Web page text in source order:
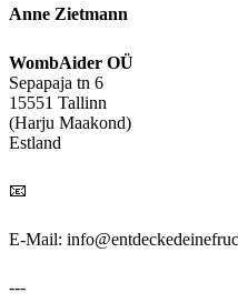
Anne Zietmann
WombAider OÜ
Sepapaja tn 6
15551 Tallinn
(Harju Maakond)
Estland
📧
E-Mail:
---